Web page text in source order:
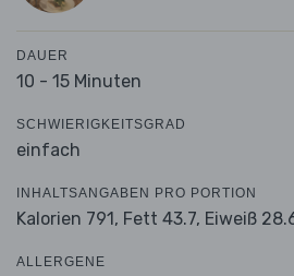
DAUER
10 - 15 Minuten
SCHWIERIGKEITSGRAD
einfach
INHALTSANGABEN PRO PORTION
Kalorien 791, Fett 43.7, Eiweiß
ALLERGENE